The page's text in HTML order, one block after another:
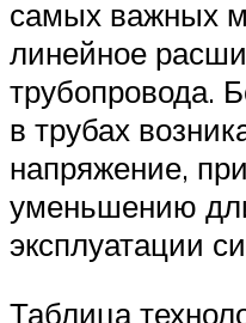
самых важных
линейное
трубопровода.
в трубах
напряжение,
уменьшению
эксплуатации
Таблица